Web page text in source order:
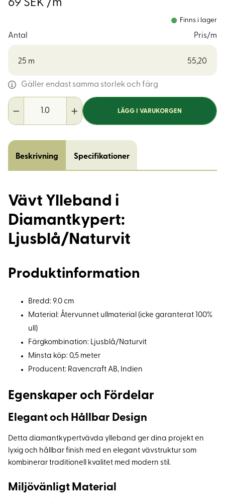
69 SEK /m
Finns i lager
Antal Pris/m
25 m 55,20
Gäller endast samma storlek och färg
LÄGG I VARUKORGEN
Beskrivning Specifikationer
Vävt Ylleband i
Diamantkypert:
Ljusblå/Naturvit
Produktinformation
Bredd: 9.0 cm
Material: Återvunnet ullmaterial (icke garanterat 100%
ull)
Färgkombination: Ljusblå/Naturvit
Minsta köp: 0,5 meter
Producent: Ravencraft AB, Indien
Egenskaper och Fördelar
Elegant och Hållbar Design
Detta diamantkypertvävda ylleband ger dina projekt en
lyxig och hållbar finish med en elegant vävstruktur som
kombinerar traditionell kvalitet med modern stil.
Miljövänligt Material